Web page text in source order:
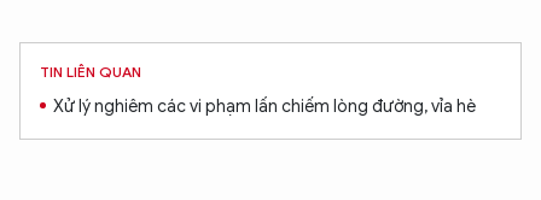
TIN LIÊN QUAN
Xử lý nghiêm các vi phạm lấn chiếm lòng đường, vỉa hè